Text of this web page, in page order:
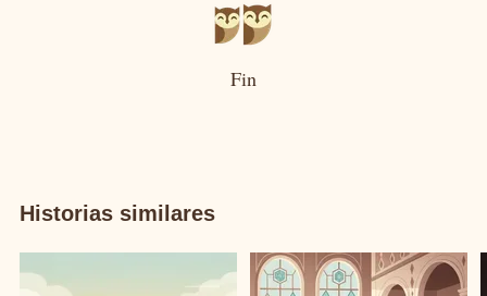
Fin
Historias similares